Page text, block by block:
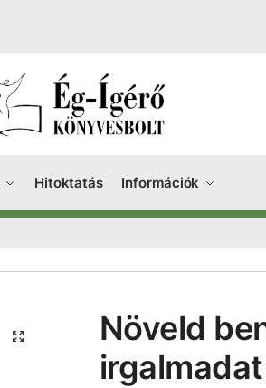
Hitoktatás Információk
Növeld